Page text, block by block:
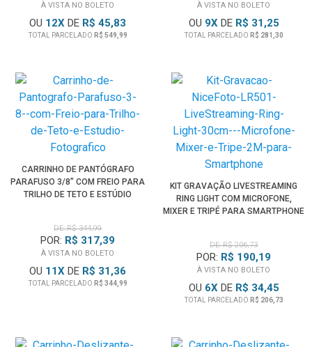
À VISTA NO BOLETO
OU 12X DE R$ 45,83
TOTAL PARCELADO R$ 549,99
À VISTA NO BOLETO
OU 9XDE R$ 31,25
TOTAL PARCELADO R$ 281,30
CARRINHO DE PANTÓGRAFO
PARAFUSO 3/8" COM FREIO PARA
TRILHO DE TETO E ESTÚDIO
DE: R$ 344,99
POR: R$ 317,39
À VISTA NO BOLETO
OU 11X DE R$ 31,36
TOTAL PARCELADO R$ 344,99
KIT GRAVAÇÃO LIVESTREAMING
RING LIGHT COM MICROFONE,
MIXER E TRIPÉ PARA SMARTPHONE
DE: R$ 206,73
POR: R$ 190,19
À VISTA NO BOLETO
OU 6XDE R$ 34,45
TOTAL PARCELADO R$ 206,73